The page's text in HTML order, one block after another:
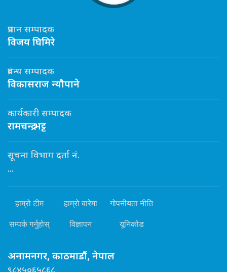
प्रधान सम्पादक
विजय घिमिरे
प्रबन्ध सम्पादक
विकासराज न्यौपाने
कार्यकारी सम्पादक
रामचन्द्र भट्ट
सूचना विभाग दर्ता नं.
...
हाम्रो टीम हाम्रो बारेमा गोपनीयता नीति
सम्पर्क गर्नुहोस् विज्ञापन यूनिकोड
अनामनगर, काठमाडौं, नेपाल